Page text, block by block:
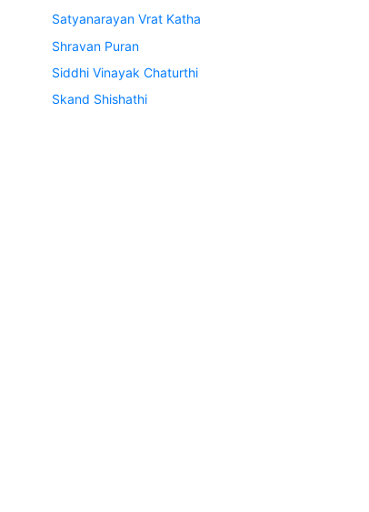
Satyanarayan Vrat Katha
Shravan Puran
Siddhi Vinayak Chaturthi
Skand Shishathi